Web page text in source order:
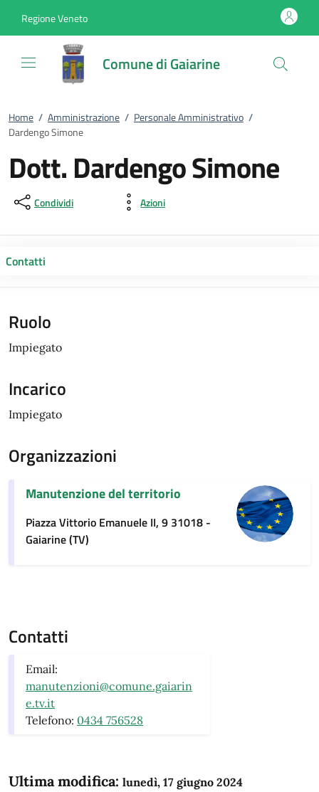
Regione Veneto
Comune di Gaiarine
Home / Amministrazione / Personale Amministrativo /
Dardengo Simone
Dott. Dardengo Simone
Condividi Azioni
Contatti
Ruolo
Impiegato
Incarico
Impiegato
Organizzazioni
Manutenzione del territorio
Piazza Vittorio Emanuele II, 9 31018 -
Gaiarine (TV)
Contatti
Email:
manutenzioni@comune.gaiarin
e.tv.it
Telefono: 0434 756528
Ultima modifica: lunedì, 17 giugno 2024